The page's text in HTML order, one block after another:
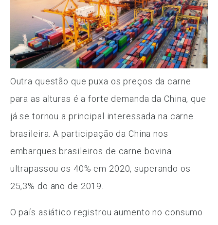
Outra questão que puxa os preços da carne
para as alturas é a forte demanda da China, que
já se tornou a principal interessada na carne
brasileira. A participação da China nos
embarques brasileiros de carne bovina
ultrapassou os 40% em 2020, superando os
25,3% do ano de 2019.
O país asiático registrou aumento no consumo